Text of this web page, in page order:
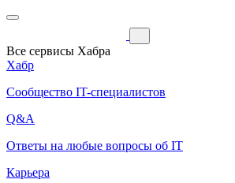
Все сервисы Хабра
Хабр
Сообщество IT-специалистов
Q&A
Ответы на любые вопросы об IT
Карьера